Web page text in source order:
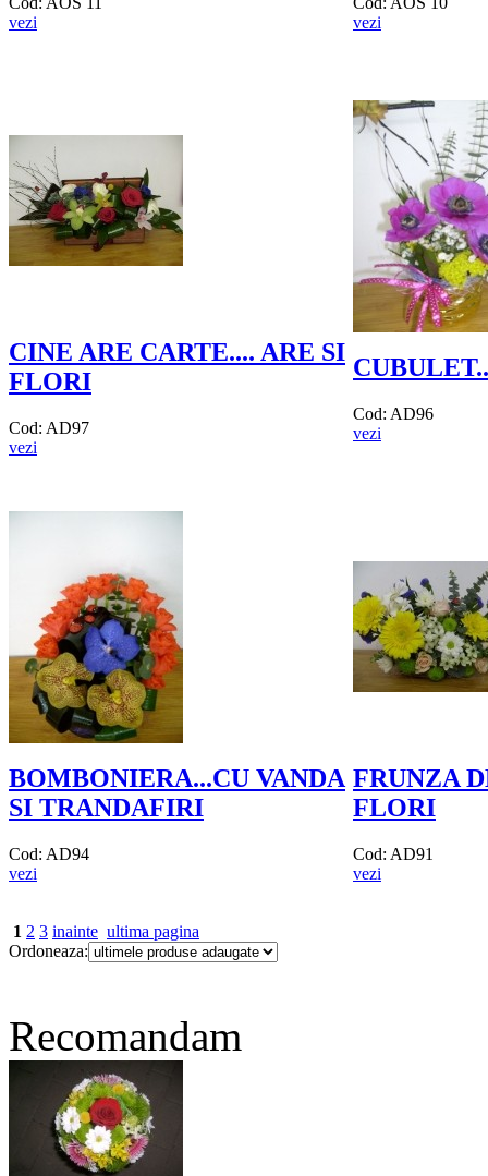
vezi
vezi
CINE ARE CARTE.... ARE SI
FLORI
Cod: AD97
vezi
Cod: AD96
vezi
BOMBONIERA...CU VANDA
SI TRANDAFIRI
Cod: AD94
vezi
FRUNZA
FLORI
Cod: AD91
vezi
1 2 3 inainte ultima pagina
Ordoneaza:
Recomandam